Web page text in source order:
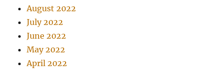
August 2022
July 2022
June 2022
May 2022
April 2022